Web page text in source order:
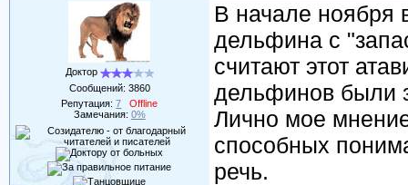
Доктор
Сообщений: 3860
Репутация:7
Offline
Замечания: 0%
В начале ноября
дельфина с
считают этот
дельфинов были
Лично мое
способных
речь.